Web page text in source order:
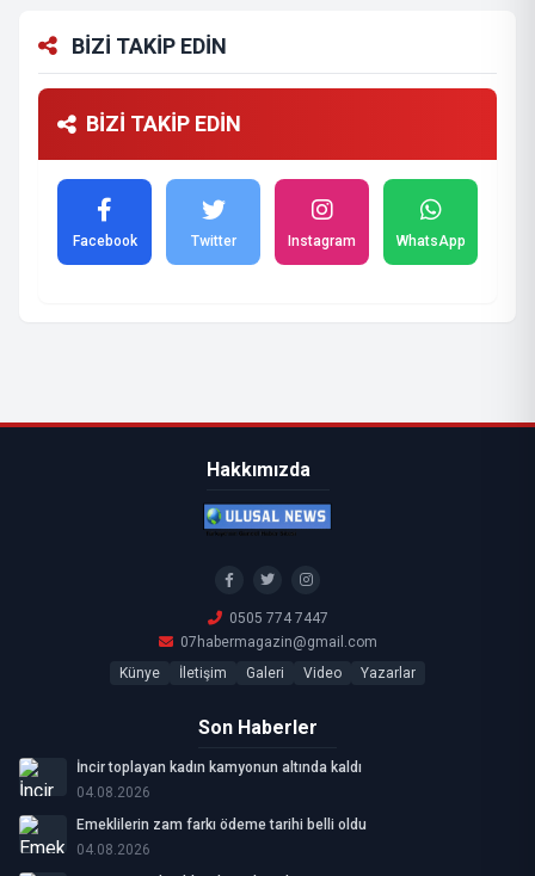
BİZİ TAKİP EDİN
BİZİ TAKİP EDİN
Facebook Twitter Instagram WhatsApp
Hakkımızda
0505 774 7447
07habermagazin@gmail.com
Künye
İletişim Galeri Video Yazarlar
Son Haberler
İncir toplayan kadın kamyonun altında kaldı
04.08.2026
Emeklilerin zam farkı ödeme tarihi belli oldu
04.08.2026